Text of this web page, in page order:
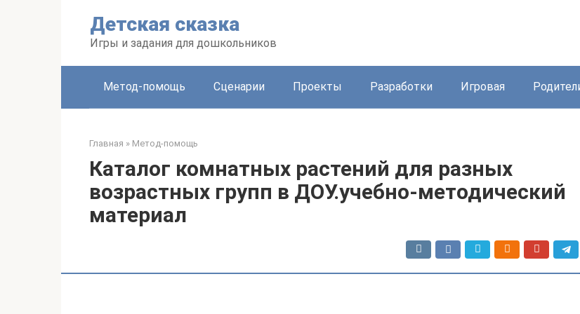
Детская сказка
Игры и задания для дошкольников
Метод-помощь Сценарии Проекты Разработки Игровая
Главная » Метод-помощь
Каталог комнатных растений для разных
возрастных групп в ДОУ.учебно-методический
материал